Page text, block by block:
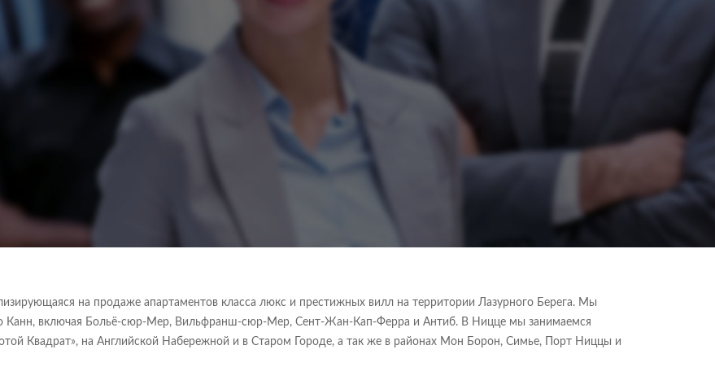
на продаже апартаментов класса люкс и престижных вилл на территории Лазурного Берега. Мы
Канн, включая Больё-сюр-Мер, Вильфранш-сюр-Мер, Сент-Жан-Кап-Ферра и Антиб. В Ницце мы занимаемся
Квадрат», на Английской Набережной и в Старом Городе, а так же в районах Мон Борон, Симье, Порт Ниццы и